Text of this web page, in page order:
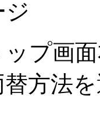
プ画
方法